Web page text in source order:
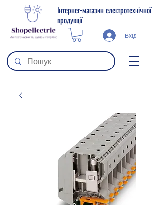
Інтернет-магазин електротехнічної
продукції
Вхід